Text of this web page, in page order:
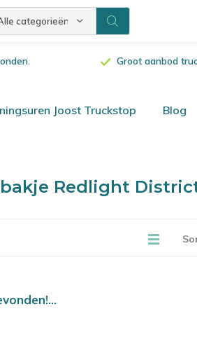
categorieën
Groot aanbod
Joost Truckstop Blog
Redlight